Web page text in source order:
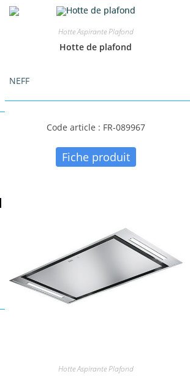
Hotte Aspirante Plafond
Hotte de plafond
NEFF
Code article : FR-089967
Fiche produit
Hotte Aspirante Plafond